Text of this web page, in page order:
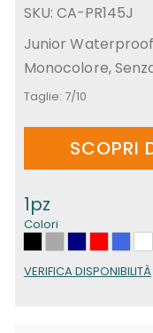
SKU: CA-PR145J
Junior Waterproof
Monocolore,
Taglie: 7/10
SCOPRI
1pz
Colori
VERIFICA DISPONIBILITÀ